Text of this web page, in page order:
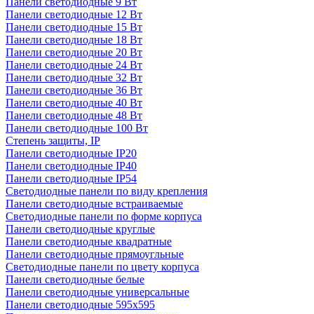
Панели светодиодные 12 Вт
Панели светодиодные 15 Вт
Панели светодиодные 18 Вт
Панели светодиодные 20 Вт
Панели светодиодные 24 Вт
Панели светодиодные 32 Вт
Панели светодиодные 36 Вт
Панели светодиодные 40 Вт
Панели светодиодные 48 Вт
Панели светодиодные 100 Вт
Степень защиты, IP
Панели светодиодные IP20
Панели светодиодные IP40
Панели светодиодные IP54
Светодиодные панели по виду крепления
Панели светодиодные встраиваемые
Светодиодные панели по форме корпуса
Панели светодиодные круглые
Панели светодиодные квадратные
Панели светодиодные прямоугльные
Светодиодные панели по цвету корпуса
Панели светодиодные белые
Панели светодиодные универсальные
Панели светодиодные 595х595